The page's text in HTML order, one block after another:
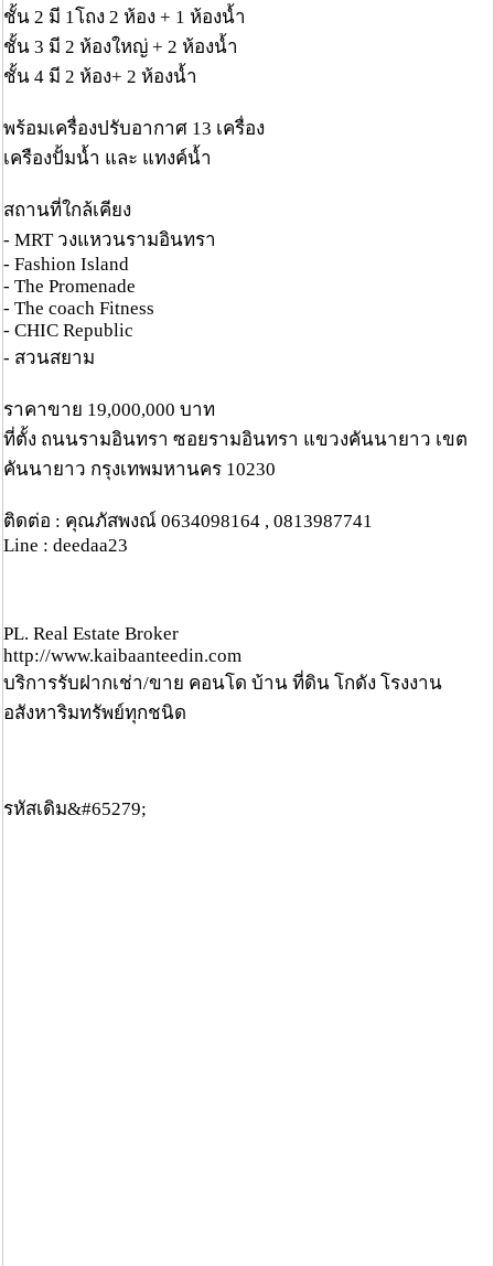
ชั้น 2 มี 1โถง 2 ห้อง + 1 ห้องน้ำ
ชั้น 3 มี 2 ห้องใหญ่ + 2 ห้องน้ำ
ชั้น 4 มี 2 ห้อง+ 2 ห้องน้ำ
พร้อมเครื่องปรับอากาศ 13 เครื่อง
เครืองปั้มน้ำ และ แทงค์น้ำ
สถานที่ใกล้เคียง
- MRT วงแหวนรามอินทรา
- Fashion Island
- The Promenade
- The coach Fitness
- CHIC Republic
- สวนสยาม
ราคาขาย 19,000,000 บาท
ที่ตั้ง ถนนรามอินทรา ซอยรามอินทรา แขวงคันนายาว เขต
คันนายาว กรุงเทพมหานคร 10230
ติดต่อ : คุณภัสพงณ์ 0634098164 , 0813987741
Line : deedaa23
PL. Real Estate Broker
http://www.kaibaanteedin.com
บริการรับฝากเช่า/ขาย คอนโด บ้าน ที่ดิน โกดัง โรงงาน
อสังหาริมทรัพย์ทุกชนิด
รหัสเดิม&#65279;